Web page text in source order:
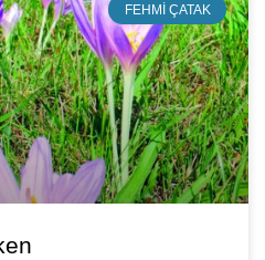
FEHMI ÇATAK